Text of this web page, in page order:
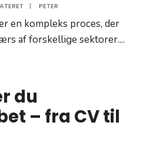
| PETER
en kompleks proces, der
af forskellige sektorer....
du
– fra CV til